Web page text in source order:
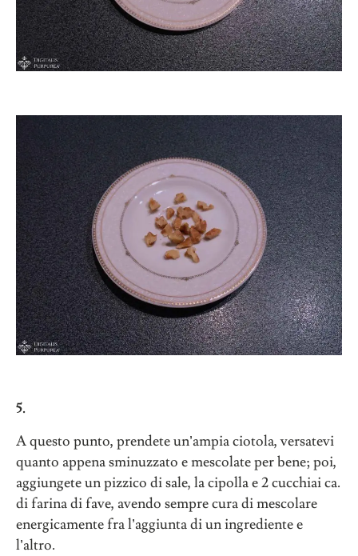
5.
A questo punto, prendete un’ampia ciotola, versatevi
quanto appena sminuzzato e mescolate per bene; poi,
aggiungete un pizzico di sale, la cipolla e 2 cucchiai ca.
di farina di fave, avendo sempre cura di mescolare
energicamente fra l’aggiunta di un ingrediente e
l’altro.